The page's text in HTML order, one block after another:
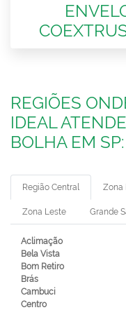
REGIÕES
IDEAL
BOLHA EM SP:
Região Central Zona
Zona Leste Grande
Aclimação
Bela Vista
Bom Retiro
Brás
Cambuci
Centro